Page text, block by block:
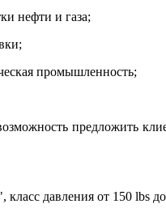
нефти и газа;
промышленность;
предложить
давления от 150 lbs